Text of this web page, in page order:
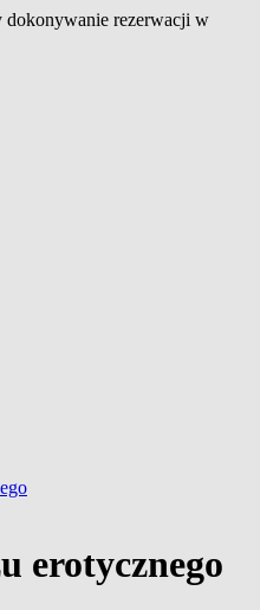
rezerwacji w
erotycznego